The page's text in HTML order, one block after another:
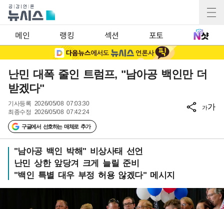
메인 랭킹 섹션 포토
난민 대폭 줄인 트럼프, "남아공 백인만 더
받겠다"
기사등록 2026/05/08 07:03:30
최종수정 2026/05/08 07:42:24
구글에서 선호하는 매체로 추가
가가
"남아공 백인 박해" 비상사태 선언
난민 상한 앞당겨 크게 늘릴 준비
"백인 특별 대우 부정 허용 않겠다" 메시지